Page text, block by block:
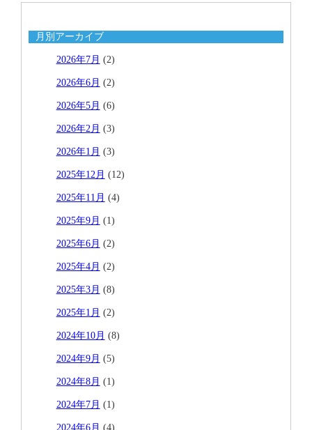
月別アーカイブ
2026年7月 (2)
2026年6月 (2)
2026年5月 (6)
2026年2月 (3)
2026年1月 (3)
2025年12月 (12)
2025年11月 (4)
2025年9月 (1)
2025年6月 (2)
2025年4月 (2)
2025年3月 (8)
2025年1月 (2)
2024年10月 (8)
2024年9月 (5)
2024年8月 (1)
2024年7月 (1)
2024年6月 (4)